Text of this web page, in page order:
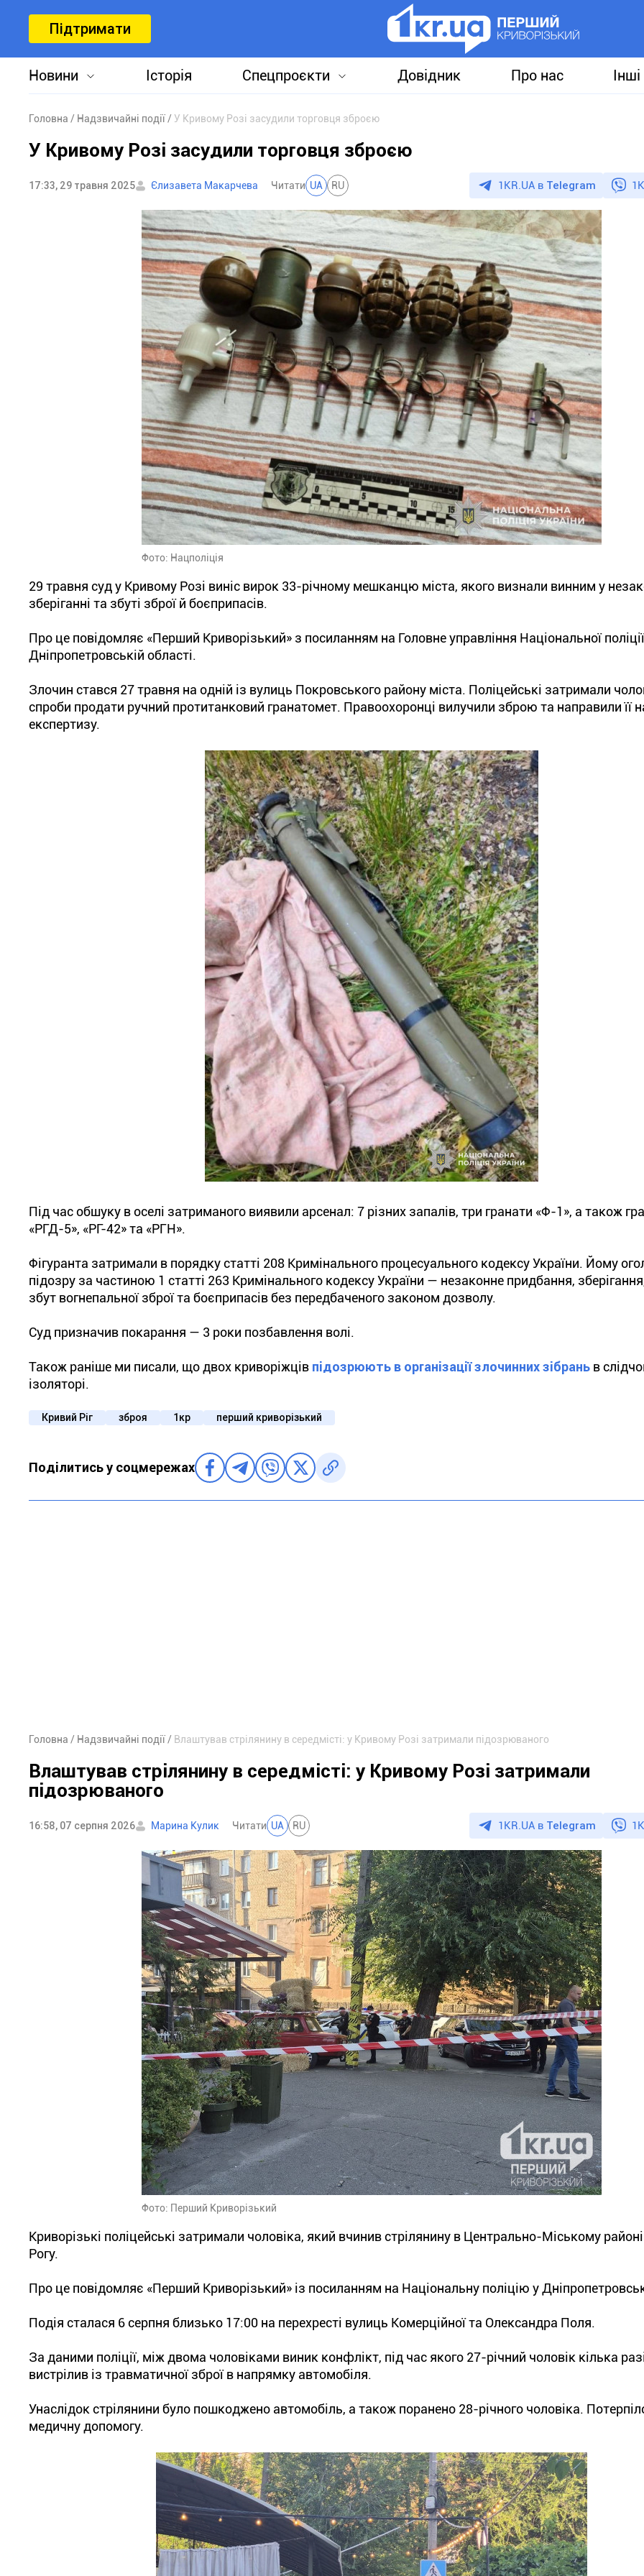
Підтримати
Новини Історія Спецпроєкти Довідник Про нас
Головна Надзвичайні події У Кривому Розі засудили торговця зброєю
У Кривому Розі засудили торговця зброєю
17:33, 29 травня 2025 Єлизавета Макарчева Читати UA RU 1KR.UA в Telegram
Фото: Нацполіція
29 травня суд у Кривому Розі виніс вирок 33-річному мешканцю міста, якого визнали винним у
зберіганні та збуті зброї й боєприпасів.
Про це повідомляє «Перший Криворізький» з посиланням на Головне управління Національної
Дніпропетровській області.
Злочин стався 27 травня на одній із вулиць Покровського району міста. Поліцейські затримали
спроби продати ручний протитанковий гранатомет. Правоохоронці вилучили зброю та направили її
експертизу.
Під час обшуку в оселі затриманого виявили арсенал: 7 різних запалів, три гранати «Ф-1», а також
«РГД-5», «РГ-42» та «РГН».
Фігуранта затримали в порядку статті 208 Кримінального процесуального кодексу України. Йому
підозру за частиною 1 статті 263 Кримінального кодексу України — незаконне придбання,
збут вогнепальної зброї та боєприпасів без передбаченого законом дозволу.
Суд призначив покарання — 3 роки позбавлення волі.
Також раніше ми писали, що двох криворіжців підозрюють в організації злочинних зібрань в
ізоляторі.
Кривий Ріг зброя 1кр перший криворізький
Поділитись у соцмережах
Головна Надзвичайні події Влаштував стрілянину в середмісті: у Кривому Розі затримали підозрюваного
Влаштував стрілянину в середмісті: у Кривому Розі затримали
підозрюваного
16:58, 07 серпня 2026 Марина Кулик Читати UA RU 1KR.UA в Telegram
Фото: Перший Криворізький
Криворізькі поліцейські затримали чоловіка, який вчинив стрілянину в Центрально-Міському
Рогу.
Про це повідомляє «Перший Криворізький» із посиланням на Національну поліцію у
Подія сталася 6 серпня близько 17:00 на перехресті вулиць Комерційної та Олександра Поля.
За даними поліції, між двома чоловіками виник конфлікт, під час якого 27-річний чоловік кілька
вистрілив із травматичної зброї в напрямку автомобіля.
Унаслідок стрілянини було пошкоджено автомобіль, а також поранено 28-річного чоловіка.
медичну допомогу.